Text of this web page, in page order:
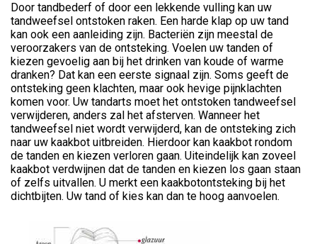
Door tandbederf of door een lekkende vulling kan uw
tandweefsel ontstoken raken. Een harde klap op uw tand
kan ook een aanleiding zijn. Bacteriën zijn meestal de
veroorzakers van de ontsteking. Voelen uw tanden of
kiezen gevoelig aan bij het drinken van koude of warme
dranken? Dat kan een eerste signaal zijn. Soms geeft de
ontsteking geen klachten, maar ook hevige pijnklachten
komen voor. Uw tandarts moet het ontstoken tandweefsel
verwijderen, anders zal het afsterven. Wanneer het
tandweefsel niet wordt verwijderd, kan de ontsteking zich
naar uw kaakbot uitbreiden. Hierdoor kan kaakbot rondom
de tanden en kiezen verloren gaan. Uiteindelijk kan zoveel
kaakbot verdwijnen dat de tanden en kiezen los gaan staan
of zelfs uitvallen. U merkt een kaakbotontsteking bij het
dichtbijten. Uw tand of kies kan dan te hoog aanvoelen.